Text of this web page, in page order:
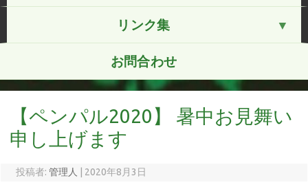
リンク集
お問合わせ
【ペンパル2020】 暑中お見舞い
申し上げます
投稿者: 管理人 2020年8月3日